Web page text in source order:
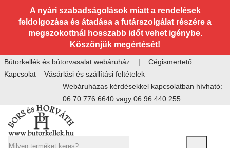
A nyári szabadságolások miatt a rendelések
feldolgozása és átadása a futárszolgálat részére a
megszokottnál hosszabb időt vehet igénybe. Köszönjük
megértését!
Bútorkellék és bútorvasalat webáruház Cégismertető
Vásárlási és szállítási feltételek
Webáruházas kérdésekkel kapcsolatban hívható:
06 70 776 6640 vagy 06 96 440 255